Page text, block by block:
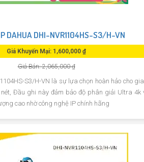
DAHUA DHI-NVR1104HS-S3/H-VN
Giá Khuyến Mại: 1,600,000 ₫
Giá Bán: 2,065,000 ₫
S3/H-VN là sự lựa chọn hoàn hảo cho
Đầu ghi này đảm bảo độ phân giải Ultra 4k
cao nhờ công nghệ IP chính hãng